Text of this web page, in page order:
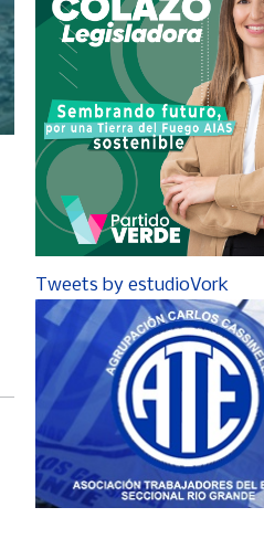
Tweets by estudioVork